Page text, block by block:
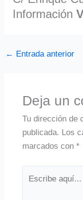
Información
← Entrada anterior
Deja un
Tu dirección de
publicada. Los
marcados con *